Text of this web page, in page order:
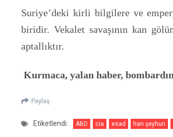
Suriye’deki kirli bilgilere ve
biridir. Vekalet savaşının kan
aptallıktır.
Kurmaca, yalan haber,
Paylaş
Etiketlendi: ABD cia esad han şeyhun